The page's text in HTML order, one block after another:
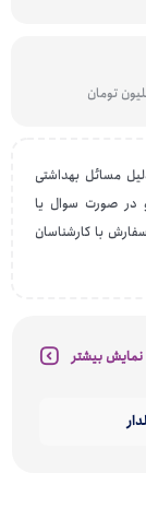
مسائل بهداشتی
در صورت سوال یا
با کارشناسان
نمایش بیشتر